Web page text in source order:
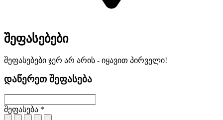
შეფასებები
შეფასებები ჯერ არ არის - იყავით პირველი!
დაწერეთ შეფასება
შეფასება *